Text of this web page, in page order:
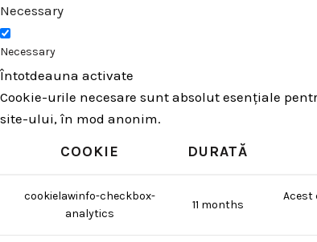
Necessary
Necessary
Întotdeauna activate
Cookie-urile necesare sunt absolut esențiale
site-ului, în mod anonim.
COOKIE DURATĂ
cookielawinfo-checkbox-
analytics
11 months
Acest